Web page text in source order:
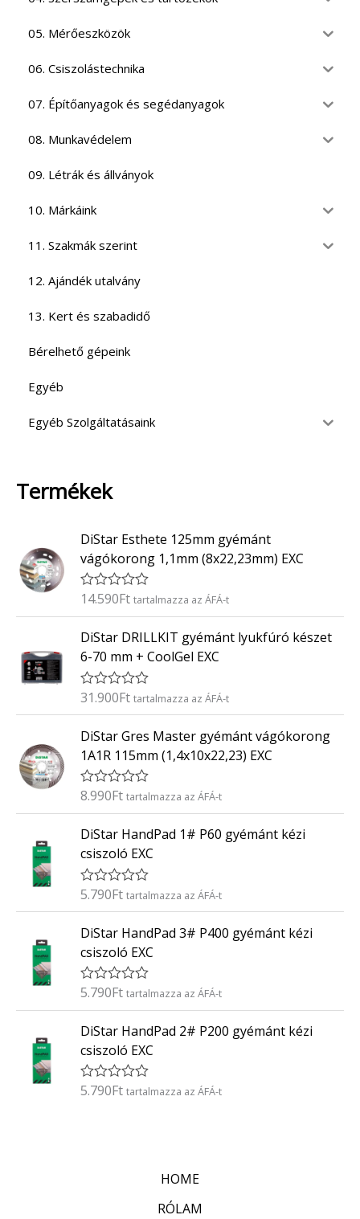
05. Mérőeszközök
06. Csiszolástechnika
07. Építőanyagok és segédanyagok
08. Munkavédelem
09. Létrák és állványok
10. Márkáink
11. Szakmák szerint
12. Ajándék utalvány
13. Kert és szabadidő
Bérelhető gépeink
Egyéb
Egyéb Szolgáltatásaink
Termékek
DiStar Esthete 125mm gyémánt
vágókorong 1,1mm (8x22,23mm) EXC
É
é
k
e
l
é
s
:
/
5
14.590Ft tartalmazza az ÁFÁ-t
DiStar DRILLKIT gyémánt lyukfúró készet
6-70 mm + CoolGel EXC
É
é
k
e
l
s
:
/
5
31.900Ft tartalmazza az ÁFÁ-t
DiStar Gres Master gyémánt vágókorong
1A1R 115mm (1,4x10x22,23) EXC
É
é
e
l
é
s
:
/
5
8.990Ft tartalmazza az ÁFÁ-t
DiStar HandPad 1# P60 gyémánt kézi
csiszoló EXC
É
é
e
l
é
s
:
/
5
5.790Ft tartalmazza az ÁFÁ-t
DiStar HandPad 3# P400 gyémánt kézi
csiszoló EXC
É
é
e
l
s
5.790Ft tartalmazza az ÁFÁ-t
DiStar HandPad 2# P200 gyémánt kézi
csiszoló EXC
É
5.790Ft tartalmazza az ÁFÁ-t
HOME
RÓLAM